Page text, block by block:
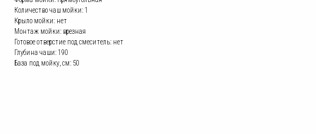
Количество чаш мойки: 1
Крыло мойки: нет
Монтаж мойки: врезная
Готовое отверстие под смеситель: нет
Глубина чаши: 190
База под мойку, см: 50